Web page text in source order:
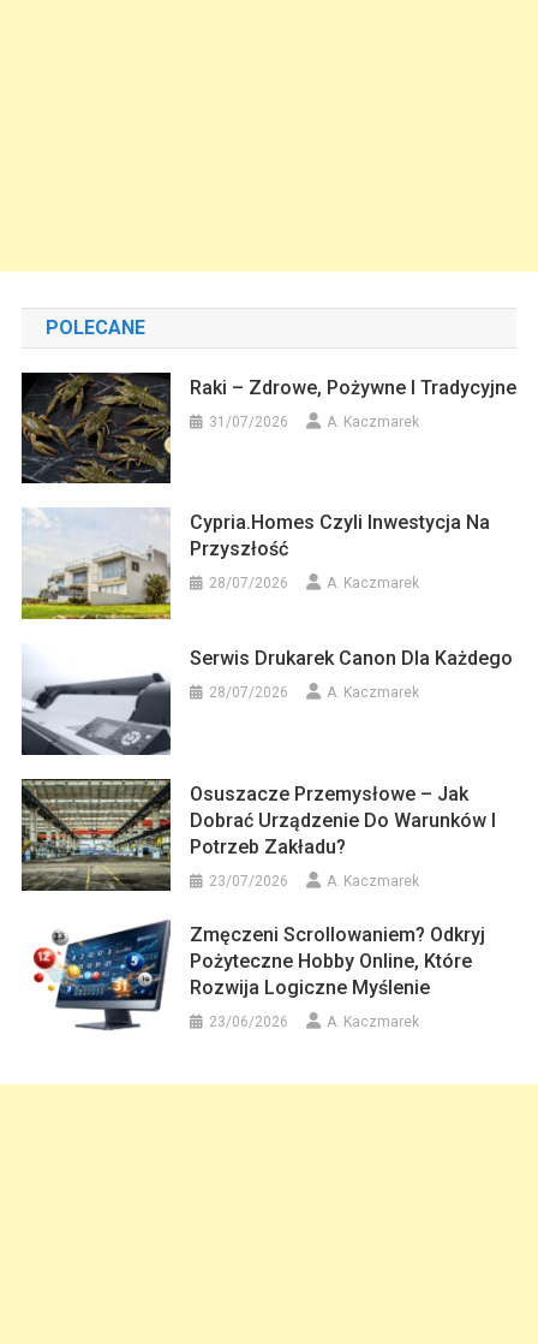
POLECANE
Raki – Zdrowe, Pożywne I Tradycyjne
31/07/2026 A. Kaczmarek
Cypria.homes Czyli Inwestycja Na
Przyszłość
28/07/2026 A. Kaczmarek
Serwis Drukarek Canon Dla Każdego
28/07/2026 A. Kaczmarek
Osuszacze Przemysłowe – Jak
Dobrać Urządzenie Do Warunków I
Potrzeb Zakładu?
23/07/2026 A. Kaczmarek
Zmęczeni Scrollowaniem? Odkryj
Pożyteczne Hobby Online, Które
Rozwija Logiczne Myślenie
23/06/2026 A. Kaczmarek